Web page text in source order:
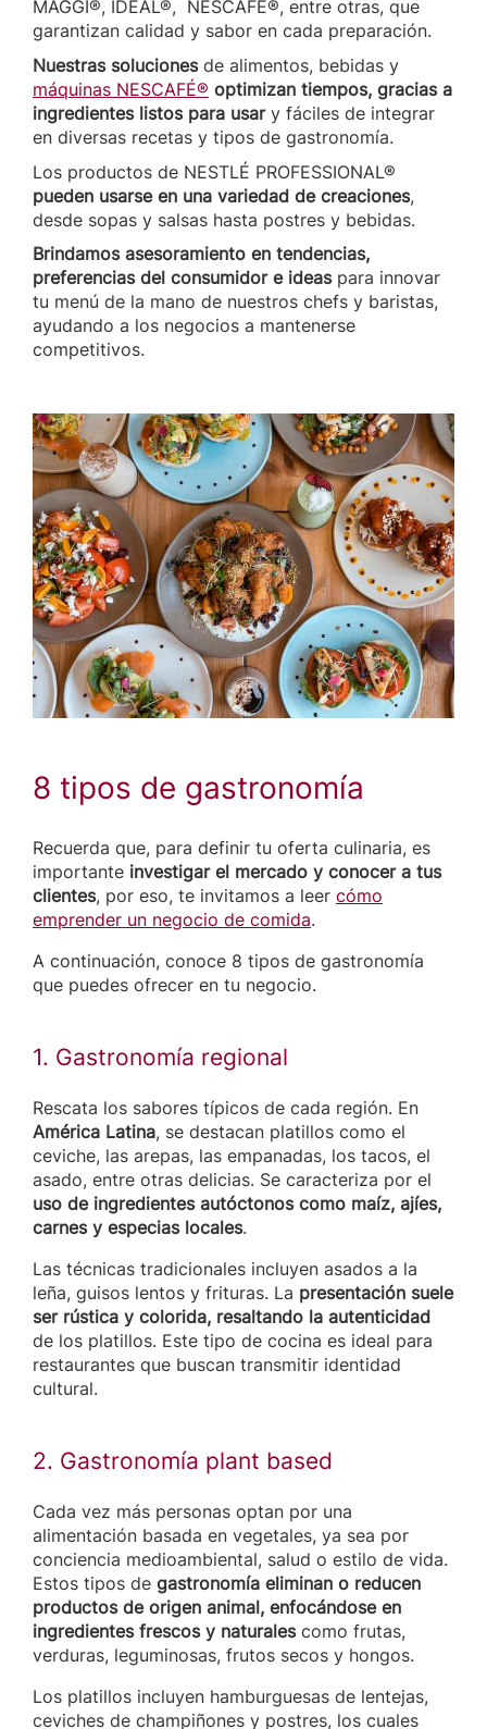
MAGGI®, IDEAL®, NESCAFÉ®, entre otras, que
garantizan calidad y sabor en cada preparación.
Nuestras solucionesde alimentos, bebidas y
máquinas NESCAFÉ® optimizan tiempos, gracias a
ingredientes listos para usary fáciles de integrar
en diversas recetas y tipos de gastronomía.
Los productos de NESTLÉ PROFESSIONAL®
pueden usarse en una variedad de creaciones,
desde sopas y salsas hasta postres y bebidas.
Brindamos asesoramiento en tendencias,
preferencias del consumidor e ideaspara innovar
tu menú de la mano de nuestros chefs y baristas,
ayudando a los negocios a mantenerse
competitivos.
8 tipos de gastronomía
Recuerda que, para definir tu oferta culinaria, es
importante investigar el mercado y conocer a tus
clientes, por eso, te invitamos a leer cómo
emprender un negocio de comida.
A continuación, conoce 8 tipos de gastronomía
que puedes ofrecer en tu negocio.
1. Gastronomía regional
Rescata los sabores típicos de cada región. En
América Latina, se destacan platillos como el
ceviche, las arepas, las empanadas, los tacos, el
asado, entre otras delicias. Se caracteriza por el
uso de ingredientes autóctonos como maíz, ajíes,
carnes y especias locales.
Las técnicas tradicionales incluyen asados a la
leña, guisos lentos y frituras. La presentación suele
ser rústica y colorida, resaltando la autenticidad
de los platillos. Este tipo de cocina es ideal para
restaurantes que buscan transmitir identidad
cultural.
2. Gastronomía plant based
Cada vez más personas optan por una
alimentación basada en vegetales, ya sea por
conciencia medioambiental, salud o estilo de vida.
Estos tipos de gastronomía eliminan o reducen
productos de origen animal, enfocándose en
ingredientes frescos y naturalescomo frutas,
verduras, leguminosas, frutos secos y hongos.
Los platillos incluyen hamburguesas de lentejas,
ceviches de champiñones y postres, los cuales